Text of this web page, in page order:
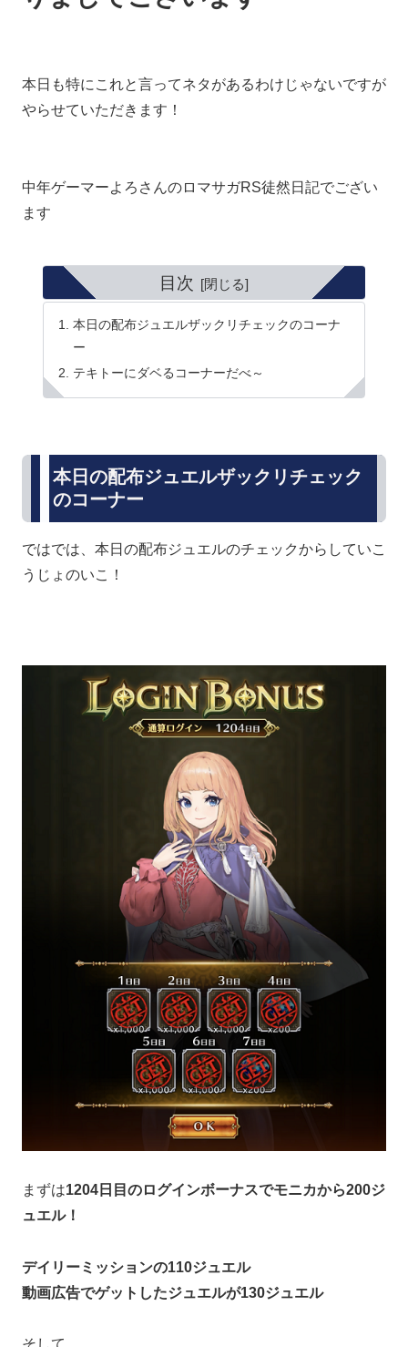
本日も特にこれと言ってネタがあるわけじゃないですが
やらせていただきます！
中年ゲーマーよろさんのロマサガRS徒然日記でござい
ます
目次
本日の配布ジュエルザックリチェックのコーナ
ー
テキトーにダベるコーナーだべ～
本日の配布ジュエルザックリチェック
のコーナー
ではでは、本日の配布ジュエルのチェックからしていこ
うじょのいこ！
まずは1204日目のログインボーナスでモニカから200ジ
ュエル！
デイリーミッションの110ジュエル
動画広告でゲットしたジュエルが130ジュエル
そして